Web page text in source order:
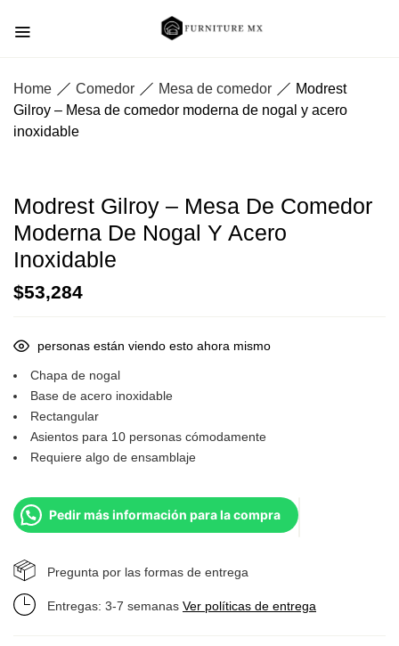
Home Comedor Mesa de comedor
Modrest
Gilroy – Mesa de comedor moderna de nogal y acero
inoxidable
Modrest Gilroy – Mesa De Comedor
Moderna De Nogal Y Acero
Inoxidable
$53,284
personas están viendo esto ahora mismo
Chapa de nogal
Base de acero inoxidable
Rectangular
Asientos para 10 personas cómodamente
Requiere algo de ensamblaje
Pedir más información para la compra
Pregunta por las formas de entrega
Entregas: 3-7 semanas Ver políticas de entrega